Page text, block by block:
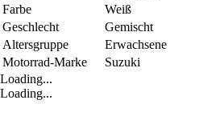
Farbe
Weiß
Geschlecht
Gemischt
Altersgruppe
Erwachsene
Motorrad-Marke
Suzuki
Loading...
Loading...